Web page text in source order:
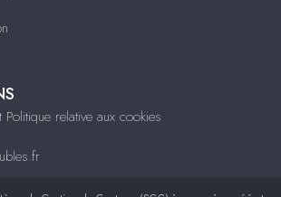
relative aux cookies